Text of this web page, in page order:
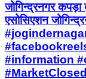
जोगिन्द्रनगर
एसोसिएशन
#information